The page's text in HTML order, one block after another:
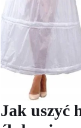
Jak uszyć